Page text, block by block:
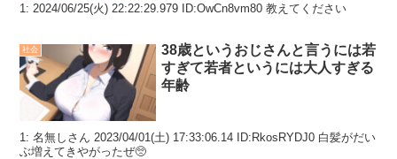
1: 2024/06/25(火) 22:22:29.979 ID:OwCn8vm80 教えてください
社会
38歳というおじさんと言うには若
すぎて若者というには大人すぎる
年齢
1: 名無しさん 2023/04/01(土) 17:33:06.14 ID:RkosRYDJ0 白髪がだい
ぶ増えてきやがったぜ🥺